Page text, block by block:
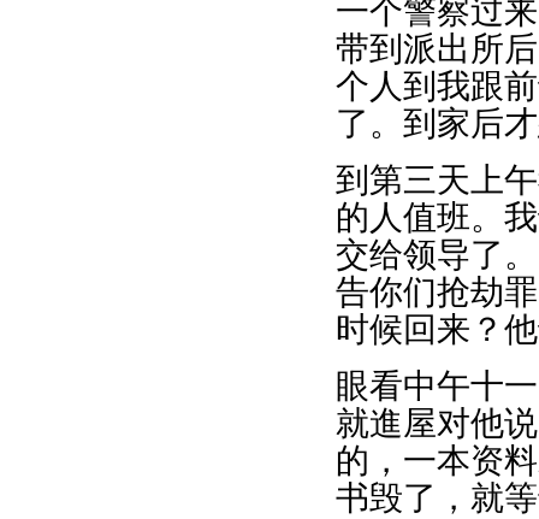
一个警察过
带到派出所
个人到我跟
了。到家后
到第三天上
的人值班。
交给领导了
告你们抢劫
时候回来？
眼看中午十
就進屋对他
的，一本资
书毁了，就